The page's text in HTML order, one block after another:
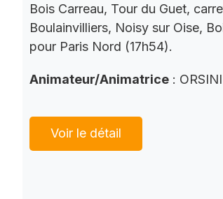
Bois Carreau, Tour du Guet,
Boulainvilliers, Noisy sur Oise,
pour Paris Nord (17h54).
Animateur/Animatrice :
Voir le détail